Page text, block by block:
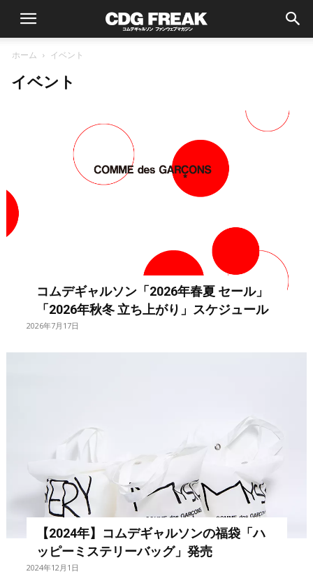
ホーム イベント
イベント
コムデギャルソン「2026年春夏 セール」
「2026年秋冬 立ち上がり」スケジュール
2026年7月17日
【2024年】コムデギャルソンの福袋「ハ
ッピーミステリーバッグ」発売
2024年12月1日